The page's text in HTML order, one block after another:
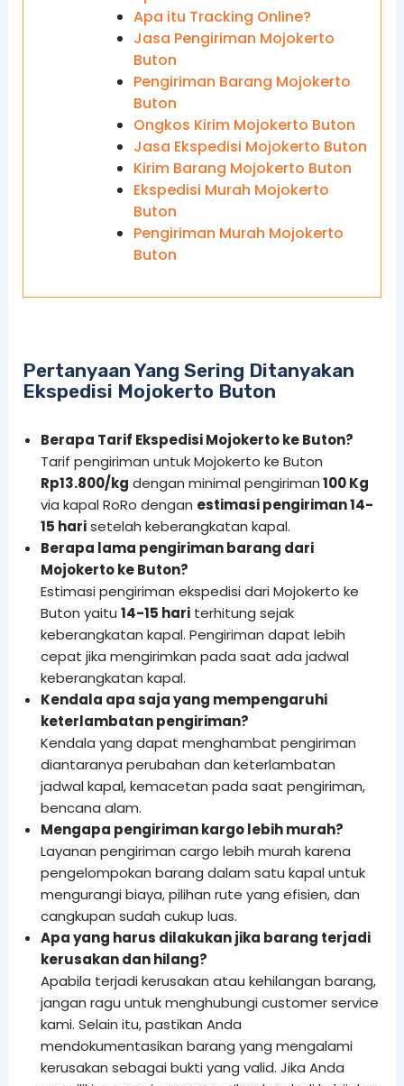
Apa itu Tracking Online?
Jasa Pengiriman Mojokerto
Buton
Pengiriman Barang Mojokerto
Buton
Ongkos Kirim Mojokerto Buton
Jasa Ekspedisi Mojokerto Buton
Kirim Barang Mojokerto Buton
Ekspedisi Murah Mojokerto
Buton
Pengiriman Murah Mojokerto
Buton
Pertanyaan Yang Sering Ditanyakan
Ekspedisi Mojokerto Buton
Berapa Tarif Ekspedisi Mojokerto ke Buton?
Tarif pengiriman untuk Mojokerto ke Buton
Rp13.800/kg dengan minimal pengiriman100 Kg
via kapal RoRo dengan estimasi pengiriman 14-
15 harisetelah keberangkatan kapal.
Berapa lama pengiriman barang dari
Mojokerto ke Buton?
Estimasi pengiriman ekspedisi dari Mojokerto ke
Buton yaitu 14-15 hariterhitung sejak
keberangkatan kapal. Pengiriman dapat lebih
cepat jika mengirimkan pada saat ada jadwal
keberangkatan kapal.
Kendala apa saja yang mempengaruhi
keterlambatan pengiriman?
Kendala yang dapat menghambat pengiriman
diantaranya perubahan dan keterlambatan
jadwal kapal, kemacetan pada saat pengiriman,
bencana alam.
Mengapa pengiriman kargo lebih murah?
Layanan pengiriman cargo lebih murah karena
pengelompokan barang dalam satu kapal untuk
mengurangi biaya, pilihan rute yang efisien, dan
cangkupan sudah cukup luas.
Apa yang harus dilakukan jika barang terjadi
kerusakan dan hilang?
Apabila terjadi kerusakan atau kehilangan barang,
jangan ragu untuk menghubungi customer service
kami. Selain itu, pastikan Anda
mendokumentasikan barang yang mengalami
kerusakan sebagai bukti yang valid. Jika Anda